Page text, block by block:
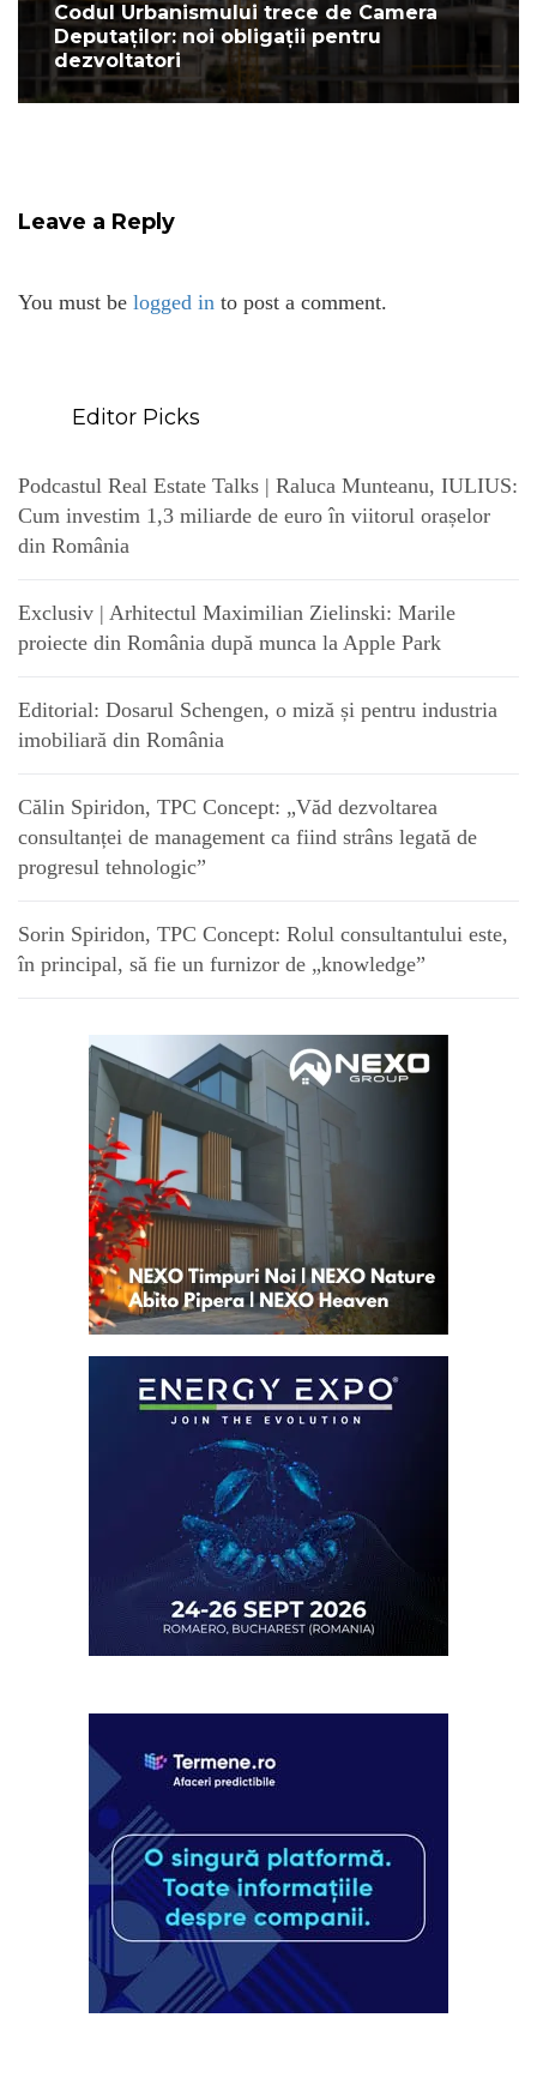
Codul Urbanismului trece de Camera
Deputaților: noi obligații pentru
dezvoltatori
Leave a Reply
You must be logged in to post a comment.
Editor Picks
Podcastul Real Estate Talks | Raluca Munteanu, IULIUS:
Cum investim 1,3 miliarde de euro în viitorul orașelor
din România
Exclusiv | Arhitectul Maximilian Zielinski: Marile
proiecte din România după munca la Apple Park
Editorial: Dosarul Schengen, o miză și pentru industria
imobiliară din România
Călin Spiridon, TPC Concept: „Văd dezvoltarea
consultanței de management ca fiind strâns legată de
progresul tehnologic”
Sorin Spiridon, TPC Concept: Rolul consultantului este,
în principal, să fie un furnizor de „knowledge”